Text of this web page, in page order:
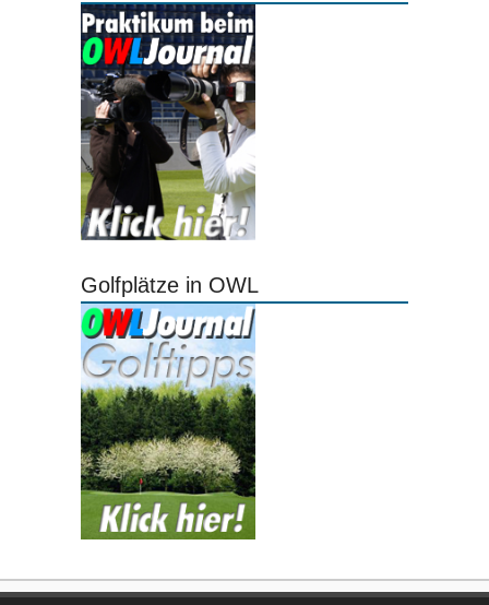
Golfplätze in OWL